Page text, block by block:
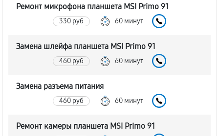
Ремонт микрофона планшета MSI Primo 91
330 руб 60 минут
Замена шлейфа планшета MSI Primo 91
460 руб 60 минут
Замена разъема питания
460 руб 60 минут
Ремонт камеры планшета MSI Primo 91